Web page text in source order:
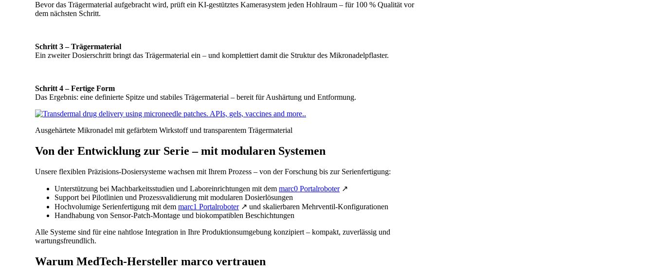
Bevor das Trägermaterial aufgebracht wird, prüft ein KI-gestütztes Kamerasystem jeden Hohlraum – für 100 % Qualität vor
dem nächsten Schritt.
Schritt 3 – Trägermaterial
Ein zweiter Dosierschritt bringt das Trägermaterial ein – und komplettiert damit die Struktur des Mikronadelpflaster.
Schritt 4 – Fertige Form
Das Ergebnis: eine definierte Spitze und stabiles Trägermaterial – bereit für Aushärtung und Entformung.
Ausgehärtete Mikronadel mit gefärbtem Wirkstoff und transparentem Trägermaterial
Von der Entwicklung zur Serie – mit modularen Systemen
Unsere flexiblen Präzisions-Dosiersysteme wachsen mit Ihrem Prozess – von der Forschung bis zur Serienfertigung:
Unterstützung bei Machbarkeitsstudien und Laboreinrichtungen mit dem marc0 Portalroboter↗
Support bei Pilotlinien und Prozessvalidierung mit modularen Dosierlösungen
Hochvolumige Serienfertigung mit dem marc1 Portalroboter↗ und skalierbaren Mehrventil-Konfigurationen
Handhabung von Sensor-Patch-Montage und biokompatiblen Beschichtungen
Alle Systeme sind für eine nahtlose Integration in Ihre Produktionsumgebung konzipiert – kompakt, zuverlässig und
wartungsfreundlich.
Warum MedTech-Hersteller marco vertrauen